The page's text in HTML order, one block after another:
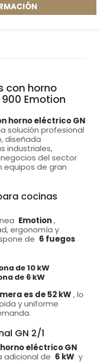
con horno
Emotion
horno eléctrico GN
solución profesional
diseñada
industriales,
del sector
equipos de gran
cocinas
Emotion,
ergonomía y
de 6 fuegos
de 10 kW
de 6 kW
es de 52 kW, lo
y uniforme
GN 2/1
horno eléctrico GN
adicional de 6 kW y